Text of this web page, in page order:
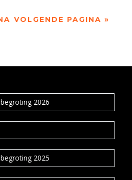
VOLGENDE PAGINA »
2026
2025